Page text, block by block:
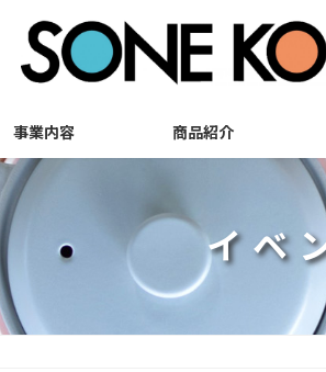
事業内容 商品紹介
イベ